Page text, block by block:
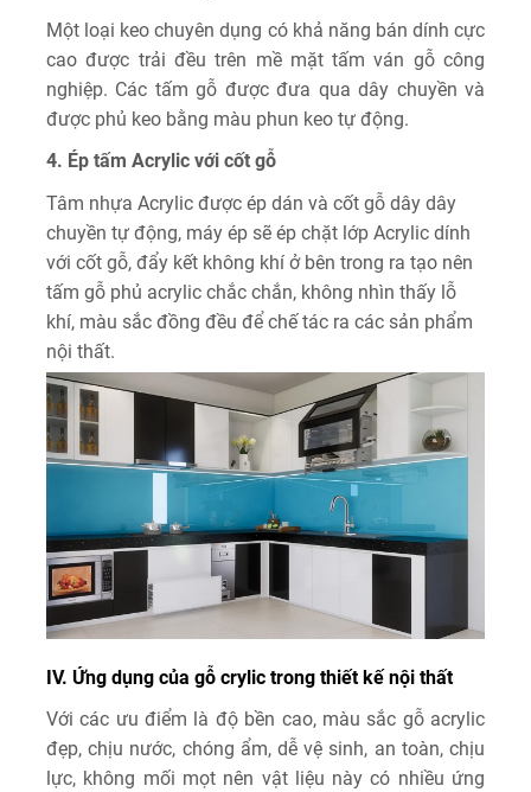
Một loại keo chuyên dụng có khả năng bán dính cực
cao được trải đều trên mề mặt tấm ván gỗ công
nghiệp. Các tấm gỗ được đưa qua dây chuyền và
được phủ keo bằng màu phun keo tự động.
4. Ép tấm Acrylic với cốt gỗ
Tâm nhựa Acrylic được ép dán và cốt gỗ dây dây
chuyền tự động, máy ép sẽ ép chặt lớp Acrylic dính
với cốt gỗ, đẩy kết không khí ở bên trong ra tạo nên
tấm gỗ phủ acrylic chắc chắn, không nhìn thấy lỗ
khí, màu sắc đồng đều để chế tác ra các sản phẩm
nội thất.
IV. Ứng dụng của gỗ crylic trong thiết kế nội thất
Với các ưu điểm là độ bền cao, màu sắc gỗ acrylic
đẹp, chịu nước, chóng ẩm, dễ vệ sinh, an toàn, chịu
lực, không mối mọt nên vật liệu này có nhiều ứng